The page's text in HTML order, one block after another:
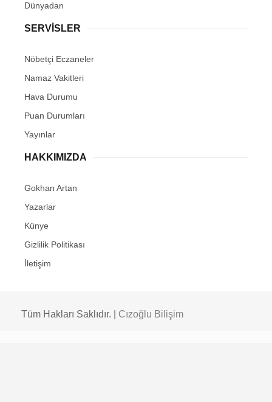
Dünyadan
SERVİSLER
Nöbetçi Eczaneler
Namaz Vakitleri
Hava Durumu
Puan Durumları
Yayınlar
HAKKIMIZDA
Gokhan Artan
Yazarlar
Künye
Gizlilik Politikası
İletişim
Tüm Hakları Saklıdır. | Cızoğlu Bilişim